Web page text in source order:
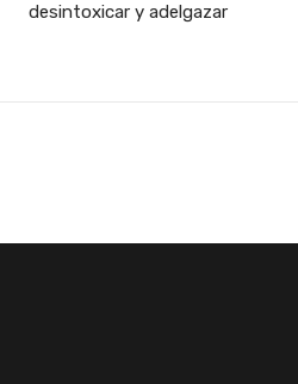
desintoxicar y adelgazar